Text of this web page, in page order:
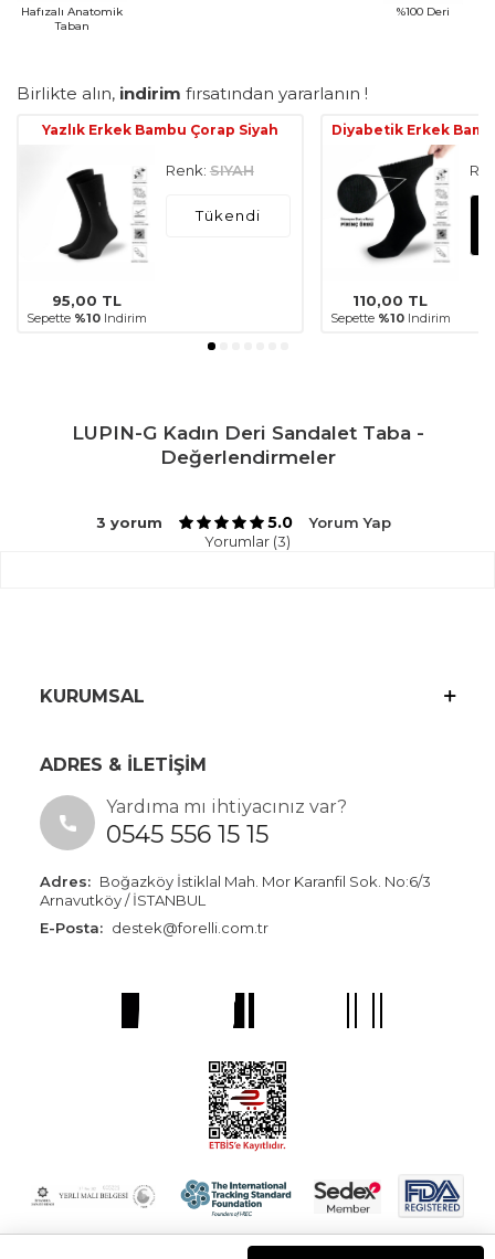
Hafızalı Anatomik
Taban
%100 Deri
Birlikte alın, indirim fırsatından yararlanın !
Yazlık Erkek Bambu Çorap Siyah
95,00 TL
Sepette %10Indirim
Renk: SIYAH
Tükendi
Diyabetik Erkek
110,00 TL
Sepette %10Indirim
LUPIN-G Kadın Deri Sandalet Taba -
Değerlendirmeler
3 yorum 5.0
Yorum Yap
Yorumlar (3)
KURUMSAL
ADRES & İLETİŞİM
Yardıma mı ihtiyacınız var?
0545 556 15 15
Adres: Boğazköy İstiklal Mah. Mor Karanfil Sok. No:6/3
Arnavutköy / İSTANBUL
E-Posta: destek@forelli.com.tr